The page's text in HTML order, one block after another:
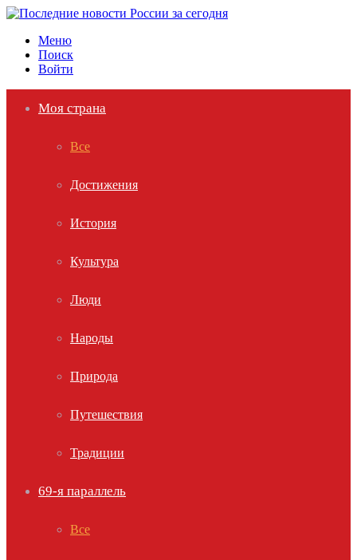
Меню
Поиск
Войти
Моя страна
Все
Достижения
История
Культура
Люди
Народы
Природа
Путешествия
Традиции
69-я параллель
Все